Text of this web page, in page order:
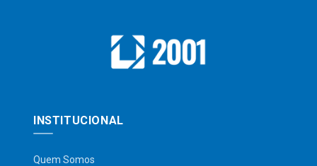
INSTITUCIONAL
Quem Somos